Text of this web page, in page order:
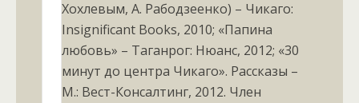
Хохлевым, А. Рабодзеенко) – Чикаго:
Insignificant Books, 2010; «Папина
любовь» – Таганрог: Нюанс, 2012; «30
минут до центра Чикаго». Рассказы –
М.: Вест-Консалтинг, 2012. Член